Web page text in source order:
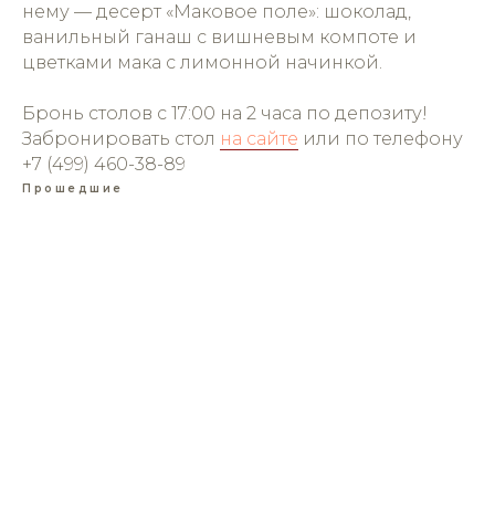
нему — десерт «Маковое поле»: шоколад,
ванильный ганаш с вишневым компоте и
цветками мака с лимонной начинкой.
Бронь столов с 17:00 на 2 часа по депозиту!
Забронировать стол на сайте или по телефону
+7 (499) 460-38-89
Прошедшие